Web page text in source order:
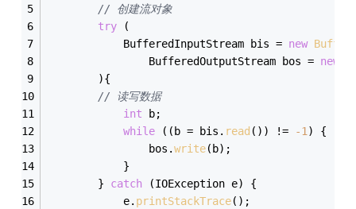
// 创建流对象
try (
        	BufferedInputStream bis =
new
	     		BufferedOutputStream bos =
new
        ){
// 读写数据
int b;
while ((b = bis. read ()) != -1) {
                bos.
write(b);
            }
        }
catch (IOException e) {
            e.
printStackTrace();